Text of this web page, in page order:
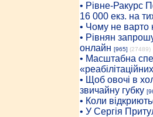
• Рiвне-Ракурс
16 000 екз. на
• Чому не варто
• Рівнян
онлайн [965] (27489)
• Масштабна
• Щоб овочі в
звичайну губку
• Коли
• У Сергія